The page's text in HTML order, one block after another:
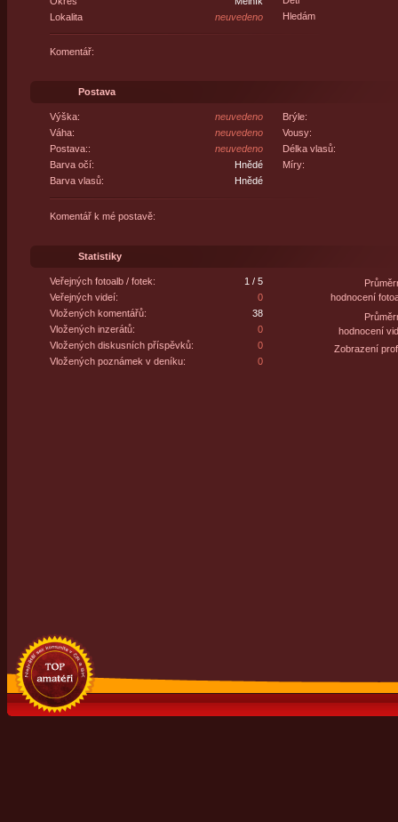
Lokalita
neuvedeno
Hledám
Komentář:
Postava
Výška:
neuvedeno
Váha:
neuvedeno
Postava::
neuvedeno
Barva očí:
Hnědé
Barva vlasů:
Hnědé
Brýle:
Vousy:
Délka vlasů:
Míry:
Komentář k mé postavě:
Statistiky
Veřejných fotoalb / fotek:
1 / 5
Veřejných videí:
0
Vložených komentářů:
38
Vložených inzerátů:
0
Vložených diskusních příspěvků:
0
Vložených poznámek v deníku:
0
hodnocení
hodnocení
Zobrazení